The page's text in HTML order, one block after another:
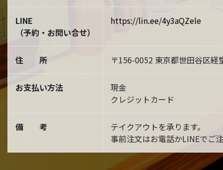
LINE
（予約・お問い合せ）
https://lin.ee/4y3aQZele
住 所 〒156-0052 東京都世田谷区
お支払い方法
現金
クレジットカード
備 考
テイクアウトを承ります。
事前注文はお電話かLINEでご